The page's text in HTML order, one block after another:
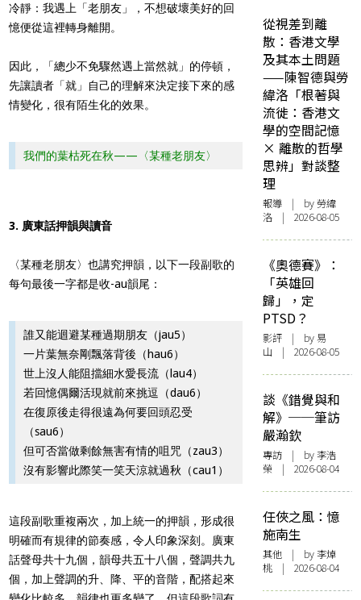
冷靜：我遇上「老朋友」，不想破壞美好的回
憶便從這裡轉身離開。
因此，「總少不免驟然遇上當然就」的停頓，
先讓讀者「就」自己的理解來決定接下來的感
情變化，很有陌生化的效果。
我們的葉枯死在秋——〈某種老朋友〉
3. 廣東話押韻與讀音
〈某種老朋友〉也講究押韻，以下一段副歌的
每句最後一字都是收-au韻尾：
誰又能迴避某種過期朋友（jau5）
一片葉無奈剛飄落背後（hau6）
世上沒人能阻擋細水愛長流（lau4）
若回憶偶爾活現就前來挑逗（dau6）
在復原後走得很遠為何要回頭忍受
（sau6）
但可否當做剩餘無害有情的咀咒（zau3）
沒有影響此際笑一笑天涼就過秋（cau1）
這段副歌重複兩次，加上統一的押韻，形成很
明確而有規律的節奏感，令人印象深刻。廣東
話聲母共十九個，韻母共五十八個，聲調共九
個，加上聲調的升、降、平的音階，配搭起來
從視差到離
散：香港文學
及其本土問題
——陳智德與勞
緯洛「根著與
流徙：香港文
學的空間記憶
× 離散的哲學
思辨」對談整
理
報導 | by 勞緯
洛 | 2026-08-05
《奧德賽》：
「英雄回
歸」，定
PTSD？
影評 | by 易
山 | 2026-08-05
談《錯覺與和
解》──筆訪
嚴瀚欽
專訪 | by 李浩
榮 | 2026-08-04
任俠之風：憶
施南生
其他 | by 李焯
桃 | 2026-08-04